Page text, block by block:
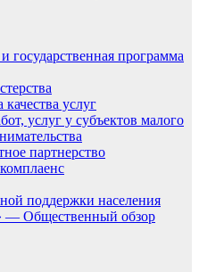
государственная программа
услуг
услуг у субъектов малого
партнерство
поддержки населения
— Общественный обзор